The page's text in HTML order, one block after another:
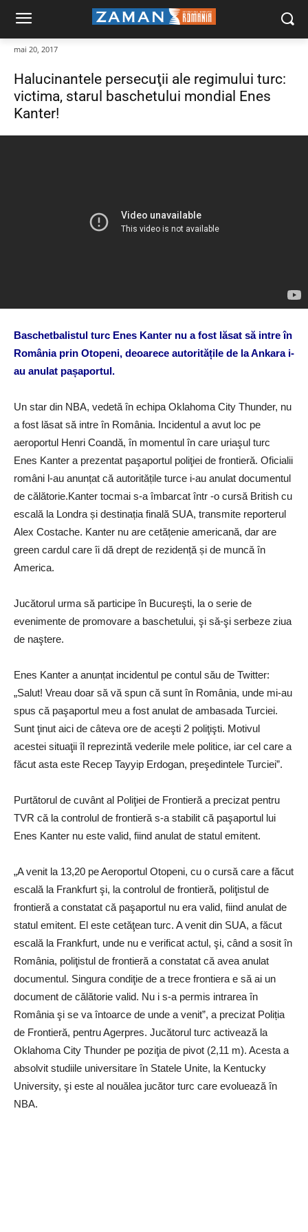
mai 20, 2017
Halucinantele persecuţii ale regimului turc:
victima, starul baschetului mondial Enes
Kanter!
Baschetbalistul turc Enes Kanter nu a fost lăsat să intre în
România prin Otopeni, deoarece autoritățile de la Ankara i-
au anulat pașaportul.
Un star din NBA, vedetă în echipa Oklahoma City Thunder, nu
a fost lăsat să intre în România. Incidentul a avut loc pe
aeroportul Henri Coandă, în momentul în care uriaşul turc
Enes Kanter a prezentat paşaportul poliţiei de frontieră. Oficialii
români l-au anunțat că autoritățile turce i-au anulat documentul
de călătorie.Kanter tocmai s-a îmbarcat într -o cursă British cu
escală la Londra și destinația finală SUA, transmite reporterul
Alex Costache. Kanter nu are cetățenie americană, dar are
green cardul care îi dă drept de rezidență și de muncă în
America.
Jucătorul urma să participe în Bucureşti, la o serie de
evenimente de promovare a baschetului, şi să-şi serbeze ziua
de naştere.
Enes Kanter a anunțat incidentul pe contul său de Twitter:
„Salut! Vreau doar să vă spun că sunt în România, unde mi-au
spus că paşaportul meu a fost anulat de ambasada Turciei.
Sunt ţinut aici de câteva ore de aceşti 2 poliţişti. Motivul
acestei situaţii îl reprezintă vederile mele politice, iar cel care a
făcut asta este Recep Tayyip Erdogan, preşedintele Turciei”.
Purtătorul de cuvânt al Poliţiei de Frontieră a precizat pentru
TVR că la controlul de frontieră s-a stabilit că paşaportul lui
Enes Kanter nu este valid, fiind anulat de statul emitent.
„A venit la 13,20 pe Aeroportul Otopeni, cu o cursă care a făcut
escală la Frankfurt şi, la controlul de frontieră, poliţistul de
frontieră a constatat că paşaportul nu era valid, fiind anulat de
statul emitent. El este cetăţean turc. A venit din SUA, a făcut
escală la Frankfurt, unde nu e verificat actul, şi, când a sosit în
România, poliţistul de frontieră a constatat că avea anulat
documentul. Singura condiţie de a trece frontiera e să ai un
document de călătorie valid. Nu i s-a permis intrarea în
România şi se va întoarce de unde a venit”, a precizat Poliția
de Frontieră, pentru Agerpres. Jucătorul turc activează la
Oklahoma City Thunder pe poziţia de pivot (2,11 m). Acesta a
absolvit studiile universitare în Statele Unite, la Kentucky
University, şi este al nouălea jucător turc care evoluează în
NBA.